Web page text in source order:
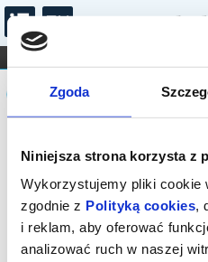
Zgoda
Niniejsza strona korzysta z
Wykorzystujemy pliki cookie
zgodnie z Polityką cookies,
i reklam, aby oferować
analizować ruch w naszej
FILHARMONIA OPERA I
DLA DZIECI
Komunikat
Sprzedaż biletów
została zakończona.